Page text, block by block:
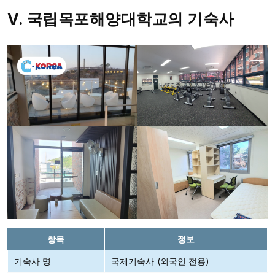
V. 국립목포해양대학교의 기숙사
항목 정보
기숙사 명 국제기숙사 (외국인 전용)